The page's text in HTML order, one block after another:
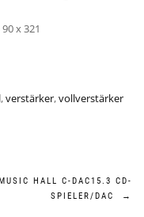
x 321
,verstärker,vollverstärker
MUSIC HALL C-DAC15.3 CD-
SPIELER/DAC
→